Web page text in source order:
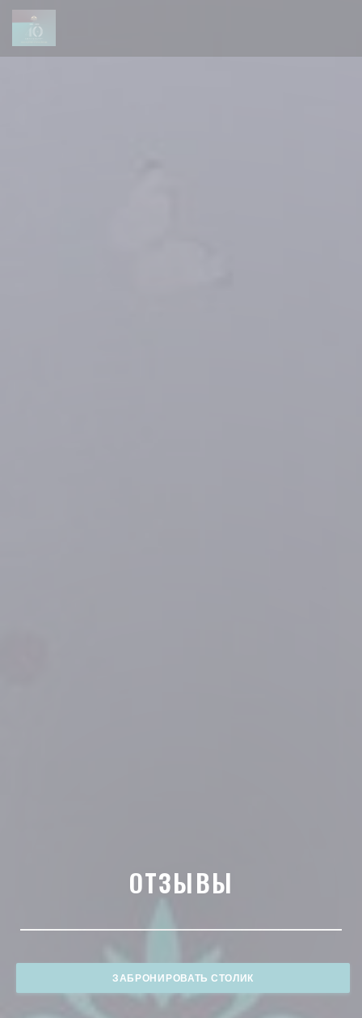
Панель управления cookies
ОТЗЫВЫ
ЗАБРОНИРОВАТЬ СТОЛИК